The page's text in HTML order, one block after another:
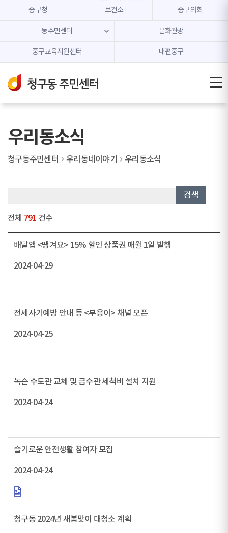
본문 내용 바로가기
주메뉴 바로가기
중구청 보건소 중구의회
동주민센터 문화관광
중구교육지원센터 내편중구
우리동소식
청구동주민센터 우리동네이야기 우리동소식
검색
전체 791 건수
배달앱 <땡겨요> 15% 할인 상품권 매월 1일 발행
2024-04-29
전세사기예방 안내 등 <부응이> 채널 오픈
2024-04-25
녹슨 수도관 교체 및 급수관 세척비 설치 지원
2024-04-24
슬기로운 안전생활 참여자 모집
2024-04-24
청구동 2024년 새봄맞이 대청소 계획